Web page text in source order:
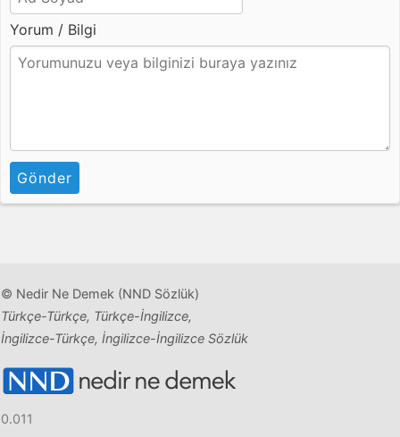
Yorum / Bilgi
Gönder
© Nedir Ne Demek (NND Sözlük)
Türkçe-Türkçe, Türkçe-İngilizce,
İngilizce-Türkçe, İngilizce-İngilizce Sözlük
0.011